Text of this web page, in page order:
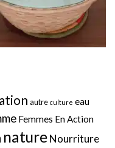
autre culture eau
Femmes En Action
natureNourriture